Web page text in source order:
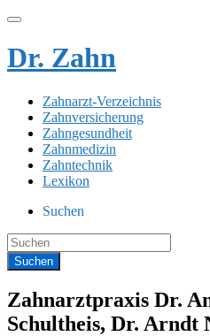
Dr. Zahn
Zahnarzt-Verzeichnis
Zahnversicherung
Zahngesundheit
Zahnmedizin
Zahntechnik
Lexikon
Suchen
Zahnarztpraxis Dr.
Schultheis, Dr. Arndt